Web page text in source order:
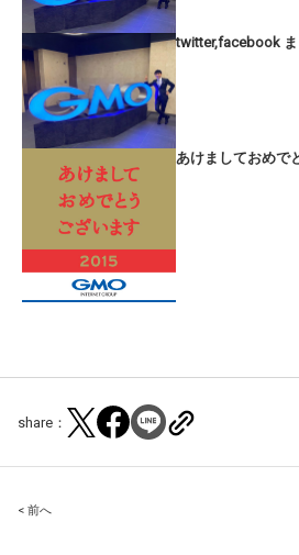
twitter,facebook
あけましておめで
share：
Post
< 前へ